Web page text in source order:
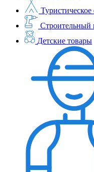
Строительный
Детские товары